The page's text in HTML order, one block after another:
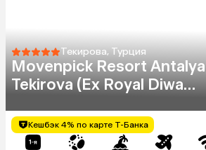
Текирова, Турция
Movenpick Resort Antalya
Tekirova (Ex Royal Diwa
Кешбэк 4% по карте Т-Банка